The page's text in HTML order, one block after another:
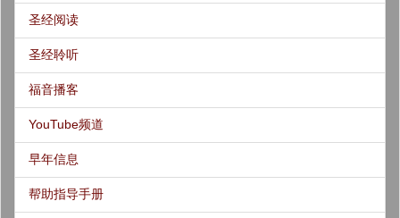
圣经阅读
圣经聆听
福音播客
YouTube频道
早年信息
帮助指导手册